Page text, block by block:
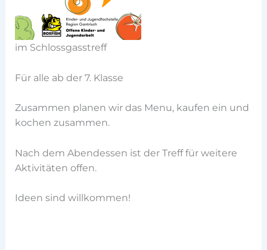
im Schlossgasstreff
Für alle ab der 7. Klasse
Zusammen planen wir das Menu, kaufen ein und
kochen zusammen.
Nach dem Abendessen ist der Treff für weitere
Aktivitäten offen.
Ideen sind willkommen!